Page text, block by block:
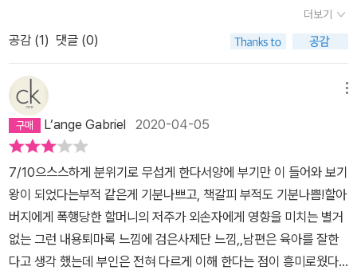
공포를 느끼면서도 가족을 지키기 위해서 최선을 다하는 다하시는 과
연 요괴로부터 가족을 성공적으로 지킬 수 있을까? -이것은 1장만의
마다 다른 인물의 시선으로 서술 되었기 때문에 재미가 한층 올라간
다. 1장에서 서술되는 인물의 입장과 2장에서 서술되는 인물의 입장
의 생각 차이와, 그 차이에서 생겨나는 갈등과 반전은 독자들로 하여
금 긴장의 끈을 놓지 못하게 만든다. 심지어 1장에서 하나의 이야기가
끝난 듯한 느낌에 단편 모음집인가? 생각 하다가, 2장으로 들어가면
서 결말이 아직 나오지 않았다는 사실에 놀라움과 더 큰 긴장감을 가
지고 읽게 된다. 어떤 글을 쓰더라도 극심한 스포가 될거같아 이정도
로 마무리해야 할 것 같다.-작가의 첫 번째 소설이라고는 믿기지 않을
만큼 문체가 깔끔하며 매끄러운 문장에다 흡입력까지 좋아 단숨에 읽
에 불과했다…우리나라의 귀신들은 대부분 개인적인 원한 등으로 생
겨서 보통 혼자서 돌아다니는데 일본 귀신들은, <우부메의 여름>을
읽을 때도 생각했던 거지만, 뭔가 아주 집단의 원한으로 똘똘 뭉쳐진
거라서 더 무섭고 괴기스럽고 쉽게 사라질 수도 없는 것 같다. 뭐 우리
나라 귀신들의 원한도 따지고 보면 따져보면 더 근본적인 원인은 물
론 개인을 억압하는 사회 제도나 관습과 닿아 있겠지만, 그렇다면 우
리나라 귀신들이여, 왜 뭉치지 않는가? 계속 멋대로 생각해 보면, 우
리나라 귀신의 목적은 결국 원한을 해소하는 것이니 관계자 몇 사람
+ 지나가던 운 없는 행인 몇몇만 피해를 입고 대체로 끝나게 되는 편
인 반면, 집단적 원한과 증오로 뭉쳐진 일본 귀신은 대상을 완전히 특
정할 수 없고, 귀신의 대표 원한 사건은 사실 인간사회가 존재하는 한,
그리고 인간들이 극심한 고난 상황에 처하게 되는 한, 몇 번이고 일어
더보기
공감 (1) 댓글 (0)
L‘ange Gabriel 2020-04-05
7/10으스스하게 분위기로 무섭게 한다서양에 부기만 이 들어와 보기
왕이 되었다는부적 같은게 기분나쁘고, 책갈피 부적도 기분나쁨!할아
버지에게 폭행당한 할머니의 저주가 외손자에게 영향을 미치는 별거
없는 그런 내용퇴마록 느낌에 검은사제단 느낌,,남편은 육아를 잘한
다고 생각 했는데 부인은 전혀 다르게 이해 한다는 점이 흥미로웠다